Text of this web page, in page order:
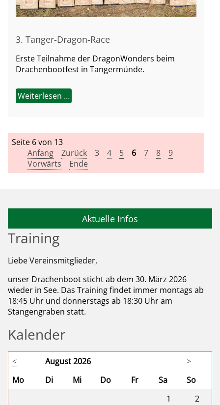
3. Tanger-Dragon-Race
Erste Teilnahme der DragonWonders beim
Drachenbootfest in Tangermünde.
Weiterlesen …
Seite 6 von 13
Anfang
Zurück 3 4 5 6 7 8
9
Vorwärts
Ende
Aktuelle Infos
Training
Liebe Vereinsmitglieder,
unser Drachenboot sticht ab dem 30. März 2026
wieder in See. Das Training findet immer montags ab
18:45 Uhr und donnerstags ab 18:30 Uhr am
Stangengraben statt.
Kalender
< August 2026
>
Mo
Di Mi Do Fr Sa
So
1
2